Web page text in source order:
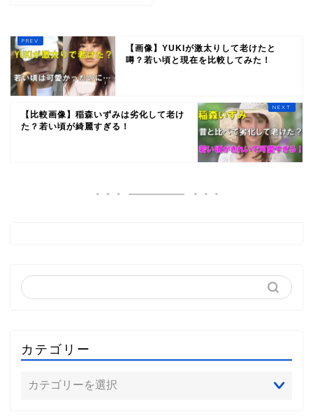
【画像】YUKIが激太りして老けたと
噂？若い頃と現在を比較してみた！
【比較画像】稲森いずみは劣化して老け
た？若い頃が綺麗すぎる！
カテゴリー